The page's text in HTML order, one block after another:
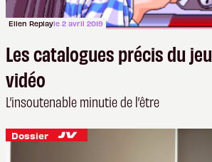
Ellen Replayle 2 avril 2019
Les catalogues précis du jeu
vidéo
L’insoutenable minutie de l’être
Dossier